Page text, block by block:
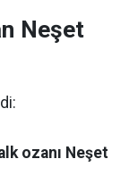
Neşet
ozanı Neşet